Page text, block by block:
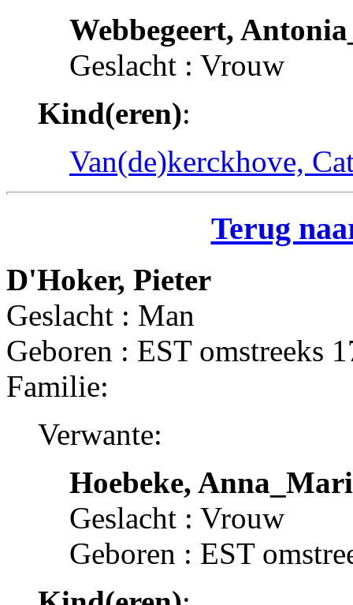
Webbegeert,
Geslacht : Vrouw
Kind(eren):
Van(de)kerckhove,
Terug
D'Hoker, Pieter
Geslacht : Man
Geboren : EST omstreeks
Familie:
Verwante:
Hoebeke,
Geslacht : Vrouw
Geboren : EST